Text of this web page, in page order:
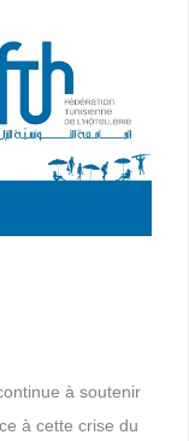
à soutenir
à cette crise du